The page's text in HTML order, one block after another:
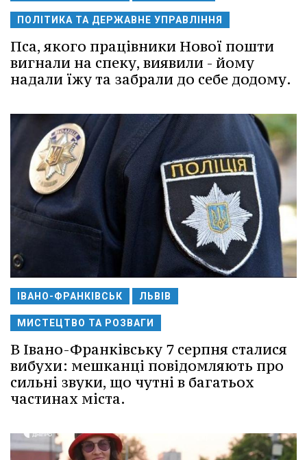
ПОЛІТИКА ТА ДЕРЖАВНЕ УПРАВЛІННЯ
Пса, якого працівники Нової пошти
вигнали на спеку, виявили - йому
надали їжу та забрали до себе додому.
ІВАНО-ФРАНКІВСЬК ЛЬВІВ
МИСТЕЦТВО ТА РОЗВАГИ
В Івано-Франківську 7 серпня сталися
вибухи: мешканці повідомляють про
сильні звуки, що чутні в багатьох
частинах міста.